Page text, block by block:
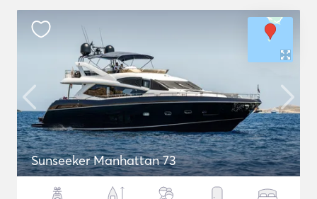
Sunseeker Manhattan 73